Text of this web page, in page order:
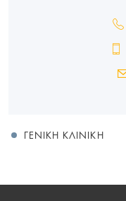
ΓΕΝΙΚΉ ΚΛΙΝΙΚΉ